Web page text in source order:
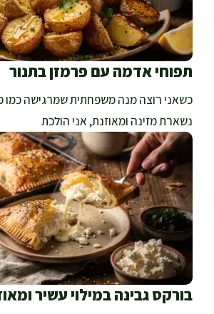
תפוחי אדמה עם פרמזן בתנור
כשאני רוצה מנה משפחתית שמרגישה כמו
נשארת מזינה ומאוזנת, אני הולכת
בורקס גבינה במילוי עשיר